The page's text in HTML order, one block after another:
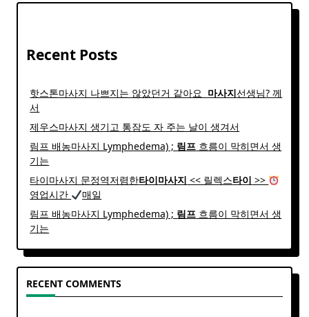
Recent Posts
핫스톤마사지 나쁘지는 않았던거 같아요 ​ 마사지선생님? 께
서
제우스마사지 생기고 통잠도 자 주는 날이 생겨서
림프 배농마사지 Lymphedema) ; 림프 흐름이 막히면서 생
기는
타이마사지 문정역저렴한타이마사지 << 릴렉스타이 >>
영업시간
매일
림프 배농마사지 Lymphedema) ; 림프 흐름이 막히면서 생
기는
RECENT COMMENTS